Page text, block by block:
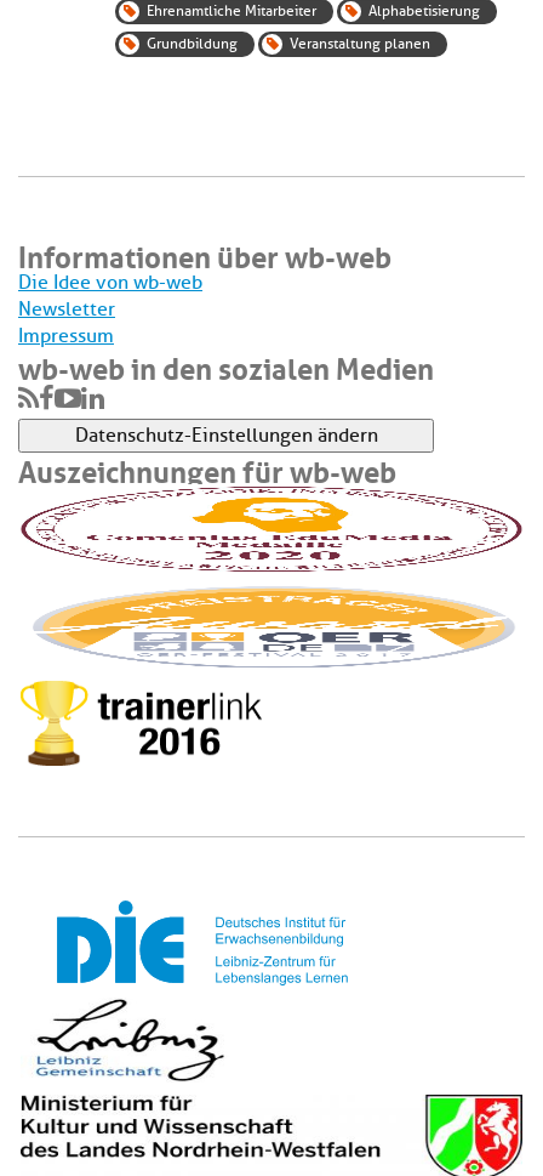
Ehrenamtliche Mitarbeiter
Alphabetisierung
Grundbildung
Veranstaltung planen
Informationen über wb-web
Die Idee von wb-web
Newsletter
Impressum
wb-web in den sozialen Medien
Datenschutz-Einstellungen ändern
Auszeichnungen für wb-web